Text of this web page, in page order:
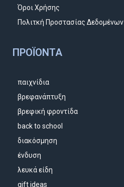
Όροι Χρήσης
Πολιτκή Προστασίας Δεδομένων
ΠΡΟΪΌΝΤΑ
παιχνίδια
βρεφανάπτυξη
βρεφική φροντίδα
back to school
διακόσμηση
ένδυση
λευκά είδη
gift ideas